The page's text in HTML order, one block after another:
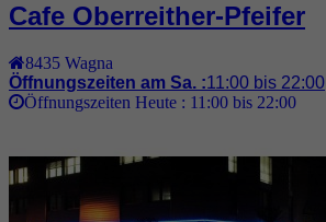
Cafe Oberreither-Pfeifer
8435 Wagna
Öffnungszeiten am Sa. :11:00 bis 22:00
Öffnungszeiten Heute : 11:00 bis 22:00